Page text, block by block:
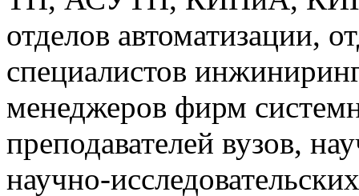
отделов автоматизации,
специалистов
менеджеров фирм
преподавателей вузов,
научно-